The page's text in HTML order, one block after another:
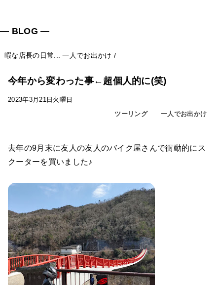
― BLOG ―
暇な店長の日常... 一人でお出かけ /
今年から変わった事←超個人的に(笑)
2023年3月21日火曜日
ツーリング
一人でお出かけ
去年の9月末に友人の友人のバイク屋さんで衝動的にス
クーターを買いました♪